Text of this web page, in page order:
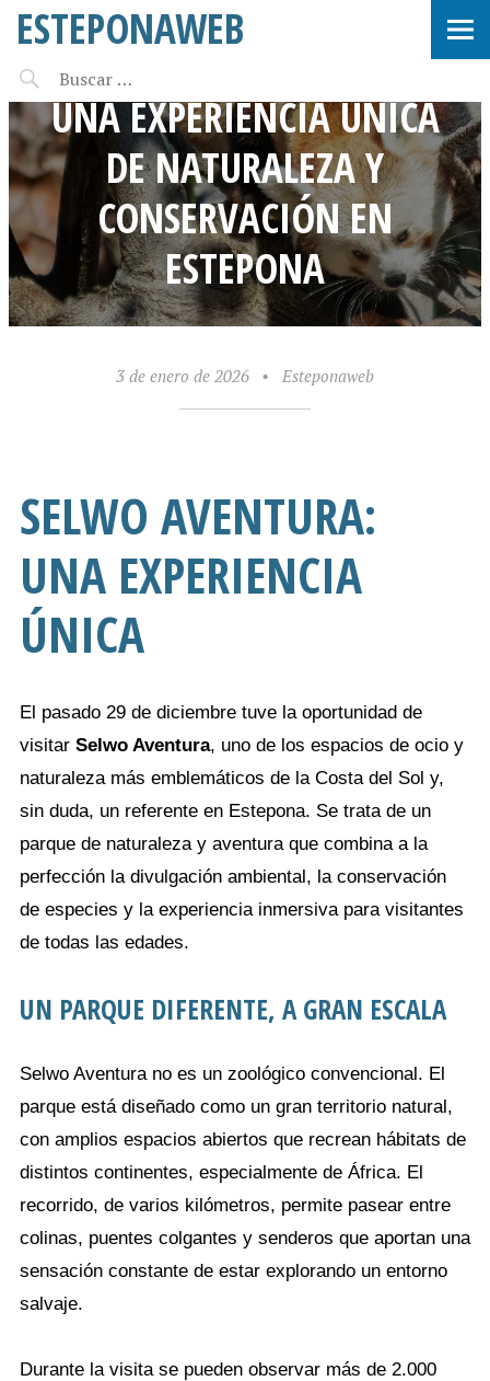
ESTEPONAWEB
SELWO AVENTURA 2025:
UNA EXPERIENCIA ÚNICA
DE NATURALEZA Y
CONSERVACIÓN EN
ESTEPONA
3 de enero de 2026 • Esteponaweb
SELWO AVENTURA:
UNA EXPERIENCIA
ÚNICA
El pasado 29 de diciembre tuve la oportunidad de
visitar Selwo Aventura, uno de los espacios de ocio y
naturaleza más emblemáticos de la Costa del Sol y,
sin duda, un referente en Estepona. Se trata de un
parque de naturaleza y aventura que combina a la
perfección la divulgación ambiental, la conservación
de especies y la experiencia inmersiva para visitantes
de todas las edades.
UN PARQUE DIFERENTE, A GRAN ESCALA
Selwo Aventura no es un zoológico convencional. El
parque está diseñado como un gran territorio natural,
con amplios espacios abiertos que recrean hábitats de
distintos continentes, especialmente de África. El
recorrido, de varios kilómetros, permite pasear entre
colinas, puentes colgantes y senderos que aportan una
sensación constante de estar explorando un entorno
salvaje.
Durante la visita se pueden observar más de 2.000